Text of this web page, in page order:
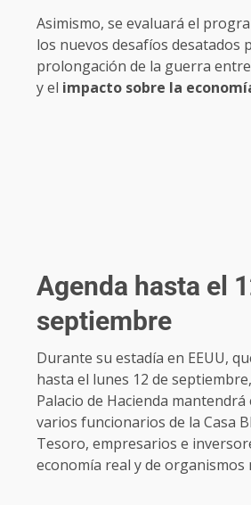
Asimismo, se evaluará el
los nuevos desafíos desatados
prolongación de la guerra
y el impacto sobre la
Agenda hasta el
septiembre
Durante su estadía en EEUU,
hasta el lunes 12 de
Palacio de Hacienda
varios funcionarios de la Casa
Tesoro, empresarios e
economía real y de organismos